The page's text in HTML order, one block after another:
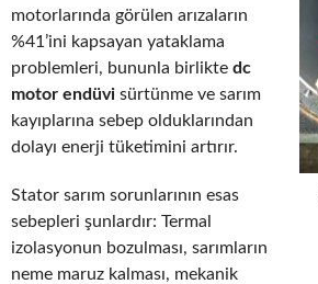
motorlarında görülen arızaların
%41’ini kapsayan yataklama
problemleri, bununla birlikte dc
motor endüvi sürtünme ve sarım
kayıplarına sebep olduklarından
dolayı enerji tüketimini artırır.
Stator sarım sorunlarının esas
sebepleri şunlardır: Termal
izolasyonun bozulması, sarımların
neme maruz kalması, mekanik